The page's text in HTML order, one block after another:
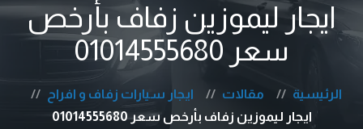
ايجار ليموزين زفاف بأرخص
سعر 01014555680
الرئيسية مقالات
ايجار سيارات زفاف و افراح
ايجار ليموزين زفاف بأرخص سعر 01014555680